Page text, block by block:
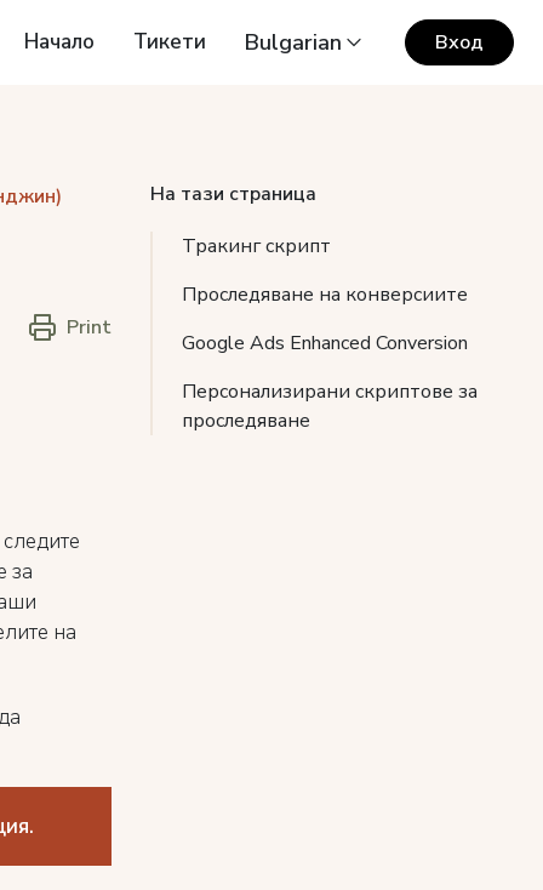
Начало Тикети Bulgarian Вход
Print
за
на
На тази страница
Тракинг скрипт
Проследяване на конверсиите
Google Ads Enhanced Conversion
Персонализирани скриптове за
проследяване